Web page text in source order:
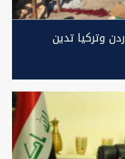
وتركيا تدين